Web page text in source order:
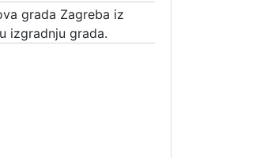
grada Zagreba iz
izgradnju grada.